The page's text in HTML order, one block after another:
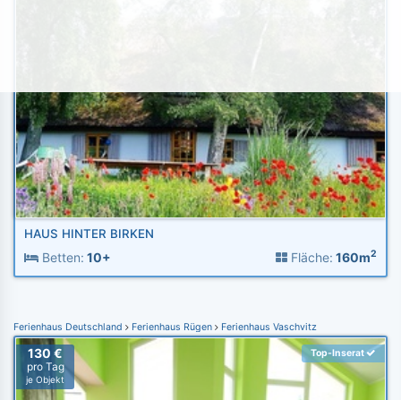
HAUS HINTER BIRKEN
Betten: 10+ Fläche: 160m2
Ferienhaus Deutschland Ferienhaus Rügen Ferienhaus Vaschvitz
130 €
pro Tag
je Objekt
Top-Inserat